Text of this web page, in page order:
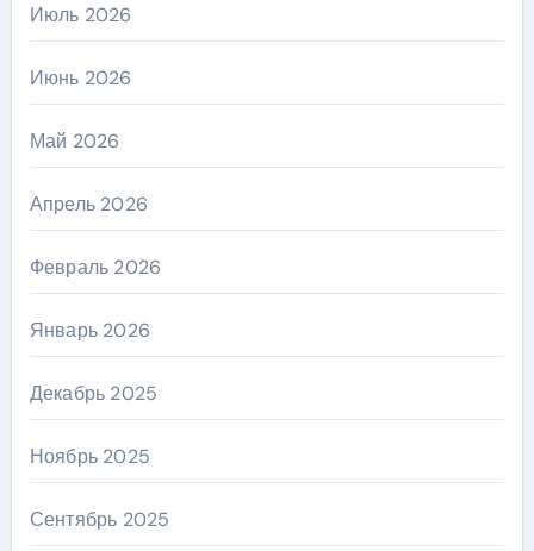
Июль 2026
Июнь 2026
Май 2026
Апрель 2026
Февраль 2026
Январь 2026
Декабрь 2025
Ноябрь 2025
Сентябрь 2025